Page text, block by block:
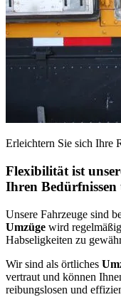
Erleichtern Sie sich Ihre
Flexibilität ist
Ihren
Unsere Fahrzeuge sind
Umzüge wird
Habseligkeiten zu
Wir sind als örtliches
vertraut und können
reibungslosen und